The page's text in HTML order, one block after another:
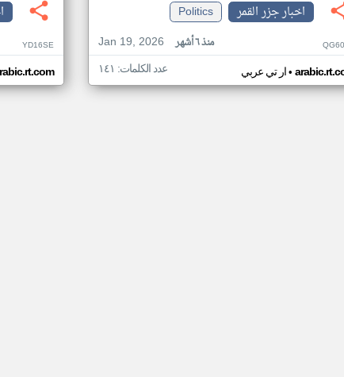
اخبار جزر القمر
Politics
Jan 19, 2026
منذ ٦ أشهر
ار تي عربي• عدد الكلمات: ١٤١
YD16SE